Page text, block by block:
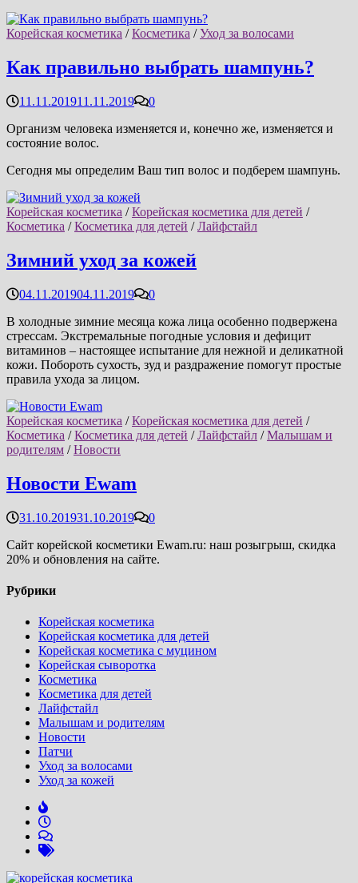
Корейская косметика /Косметика /Уход за волосами
Как правильно выбрать шампунь?
11.11.201911.11.2019
0
Организм человека изменяется и, конечно же, изменяется и
состояние волос.
Сегодня мы определим Ваш тип волос и подберем шампунь.
Корейская косметика /Корейская косметика для детей /
Косметика /Косметика для детей /Лайфстайл
Зимний уход за кожей
04.11.201904.11.2019
0
В холодные зимние месяца кожа лица особенно подвержена
стрессам. Экстремальные погодные условия и дефицит
витаминов – настоящее испытание для нежной и деликатной
кожи. Побороть сухость, зуд и раздражение помогут простые
правила ухода за лицом.
Корейская косметика /Корейская косметика для детей /
Косметика /Косметика для детей /Лайфстайл /Малышам и
родителям /Новости
Новости Ewam
31.10.201931.10.2019
0
Сайт корейской косметики Ewam.ru: наш розыгрыш, скидка
20% и обновления на сайте.
Рубрики
Корейская косметика
Корейская косметика для детей
Корейская косметика с муцином
Корейская сыворотка
Косметика
Косметика для детей
Лайфстайл
Малышам и родителям
Новости
Патчи
Уход за волосами
Уход за кожей